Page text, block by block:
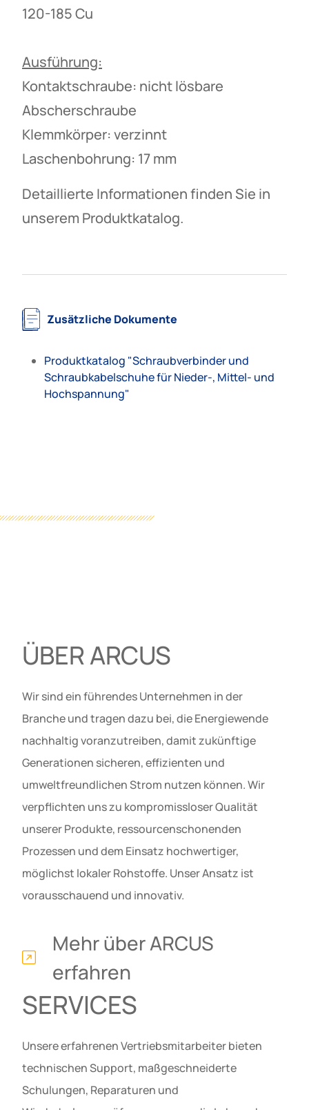
120-185 Cu
Ausführung:
Kontaktschraube: nicht lösbare
Abscherschraube
Klemmkörper: verzinnt
Laschenbohrung: 17 mm
Detaillierte Informationen finden Sie in
unserem Produktkatalog.
Zusätzliche Dokumente
Produktkatalog "Schraubverbinder und
Schraubkabelschuhe für Nieder-, Mittel- und
Hochspannung"
ÜBER ARCUS
Wir sind ein führendes Unternehmen in der
Branche und tragen dazu bei, die Energiewende
nachhaltig voranzutreiben, damit zukünftige
Generationen sicheren, effizienten und
umweltfreundlichen Strom nutzen können. Wir
verpflichten uns zu kompromissloser Qualität
unserer Produkte, ressourcenschonenden
Prozessen und dem Einsatz hochwertiger,
möglichst lokaler Rohstoffe. Unser Ansatz ist
vorausschauend und innovativ.
Mehr über ARCUS
erfahren
SERVICES
Unsere erfahrenen Vertriebsmitarbeiter bieten
technischen Support, maßgeschneiderte
Schulungen, Reparaturen und